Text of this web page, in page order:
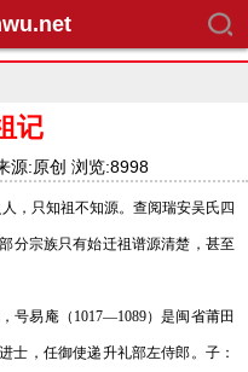
记
源:原创 浏览:8998
，只知祖不知源。查阅瑞安吴氏四
分宗族只有始迁祖谱源清楚，甚至
号易庵（1017—1089）是闽省莆田
士，任御使递升礼部左侍郎。子：